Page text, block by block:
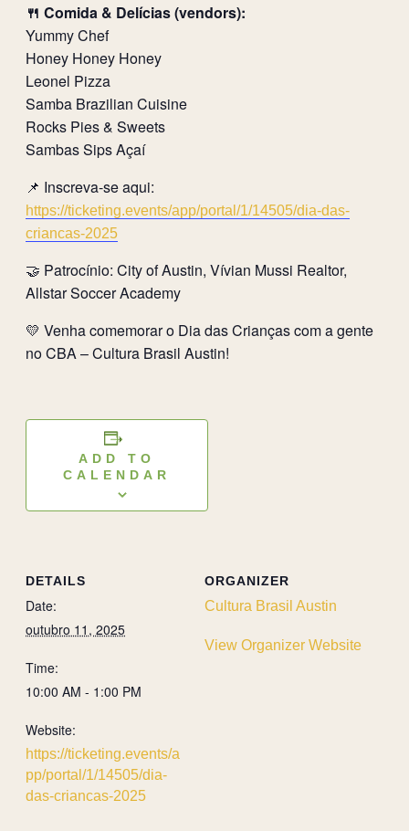
🍴 Comida & Delícias (vendors):
Yummy Chef
Honey Honey Honey
Leonel Pizza
Samba Brazilian Cuisine
Rocks Pies & Sweets
Sambas Sips Açaí
📌 Inscreva-se aqui:
https://ticketing.events/app/portal/1/14505/dia-das-
criancas-2025
🤝 Patrocínio: City of Austin, Vívian Mussi Realtor,
Allstar Soccer Academy
💛 Venha comemorar o Dia das Crianças com a gente
no CBA – Cultura Brasil Austin!
ADD TO
CALENDAR
DETAILS
Date:
outubro 11, 2025
Time:
10:00 AM - 1:00 PM
Website:
https://ticketing.events/a
pp/portal/1/14505/dia-
das-criancas-2025
ORGANIZER
Cultura Brasil Austin
View Organizer Website